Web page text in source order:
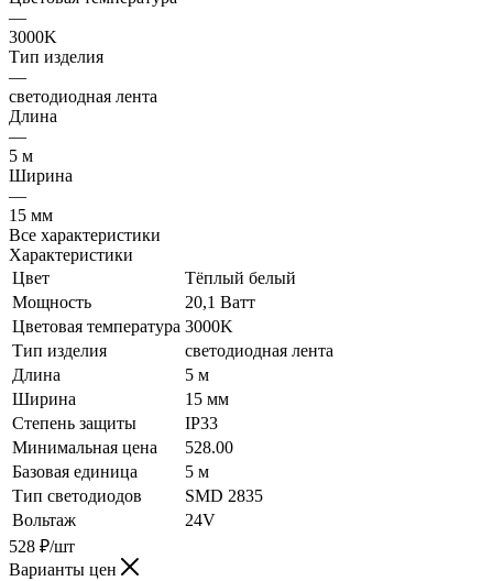
—
3000K
Тип изделия
—
светодиодная лента
Длина
—
5 м
Ширина
—
15 мм
Все характеристики
Характеристики
Цвет
Тёплый белый
Мощность
20,1 Ватт
Цветовая температура 3000K
Тип изделия
светодиодная лента
Длина
5 м
Ширина
15 мм
Степень защиты
IP33
Минимальная цена
528.00
Базовая единица
5 м
Тип светодиодов
SMD 2835
Вольтаж
24V
528 ₽/шт
Варианты цен